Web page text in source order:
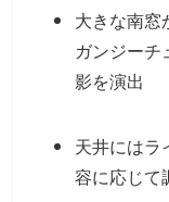
大きな南窓
ガンジーチ
影を演出
天井にはラ
容に応じて